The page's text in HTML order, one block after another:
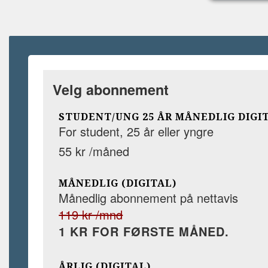
Velg abonnement
STUDENT/UNG 25 ÅR MÅNEDLIG
For student, 25 år eller yngre
55 kr /måned
MÅNEDLIG (DIGITAL)
Månedlig abonnement på nettavis
119 kr /mnd
1 KR FOR FØRSTE MÅNED.